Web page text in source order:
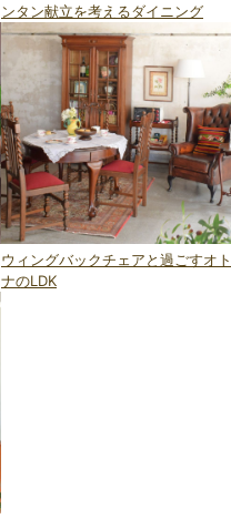
ンタン献立を考えるダイニング
ウィングバックチェアと過ごすオト
ナのLDK